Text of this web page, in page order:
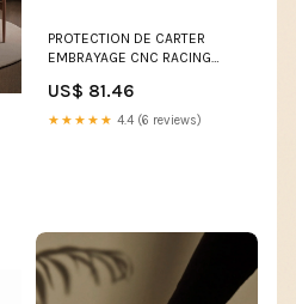
PROTECTION DE CARTER
EMBRAYAGE CNC RACING
modele_-800-monster-03-
04
US$ 81.46
★★★★★ 4.4 (6 reviews)